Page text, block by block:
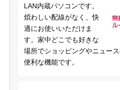
LAN内蔵パソコンです。
煩わしい配線がなく、快
適にお使いいただけま
す。家中どこでも好きな
場所でショッピングやニュー
便利な機能です。